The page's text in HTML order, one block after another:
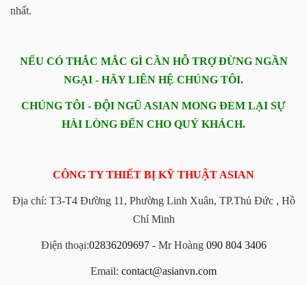
nhất.
NẾU CÓ THẮC MẮC GÌ CẦN HỖ TRỢ ĐỪNG NGẦN
NGẠI - HÃY LIÊN HỆ CHÚNG TÔI.
CHÚNG TÔI - ĐỘI NGŨ ASIAN MONG ĐEM LẠI SỰ
HÀI LÒNG ĐẾN CHO QUÝ KHÁCH.
CÔNG TY THIẾT BỊ KỸ THUẬT ASIAN
Địa chỉ: T3-T4 Đường 11, Phường Linh Xuân, TP.Thủ Đức , Hồ
Chí Minh
Điện thoại:02836209697- Mr Hoàng 090 804 3406
Email: contact@asianvn.com